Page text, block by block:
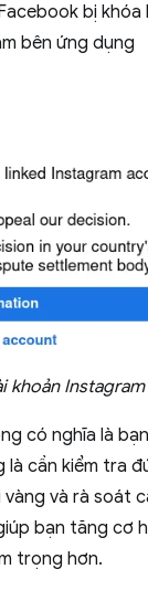
bị khóa
bên ứng dụng
khoản
có nghĩa là
là cần kiểm tra
và rà soát
bạn tăng cơ
trọng hơn.